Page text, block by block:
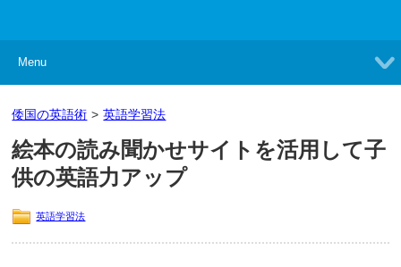
Menu
倭国の英語術 > 英語学習法
絵本の読み聞かせサイトを活用して子
供の英語力アップ
英語学習法